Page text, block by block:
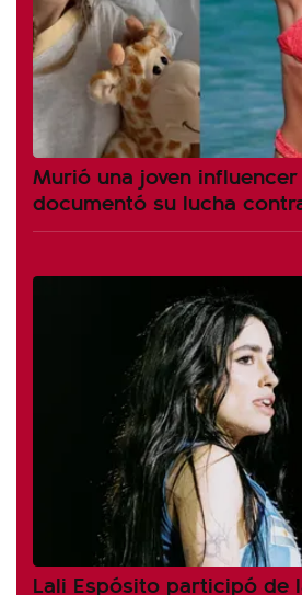
Murió una joven
documentó su lucha
Lali Espósito participó de